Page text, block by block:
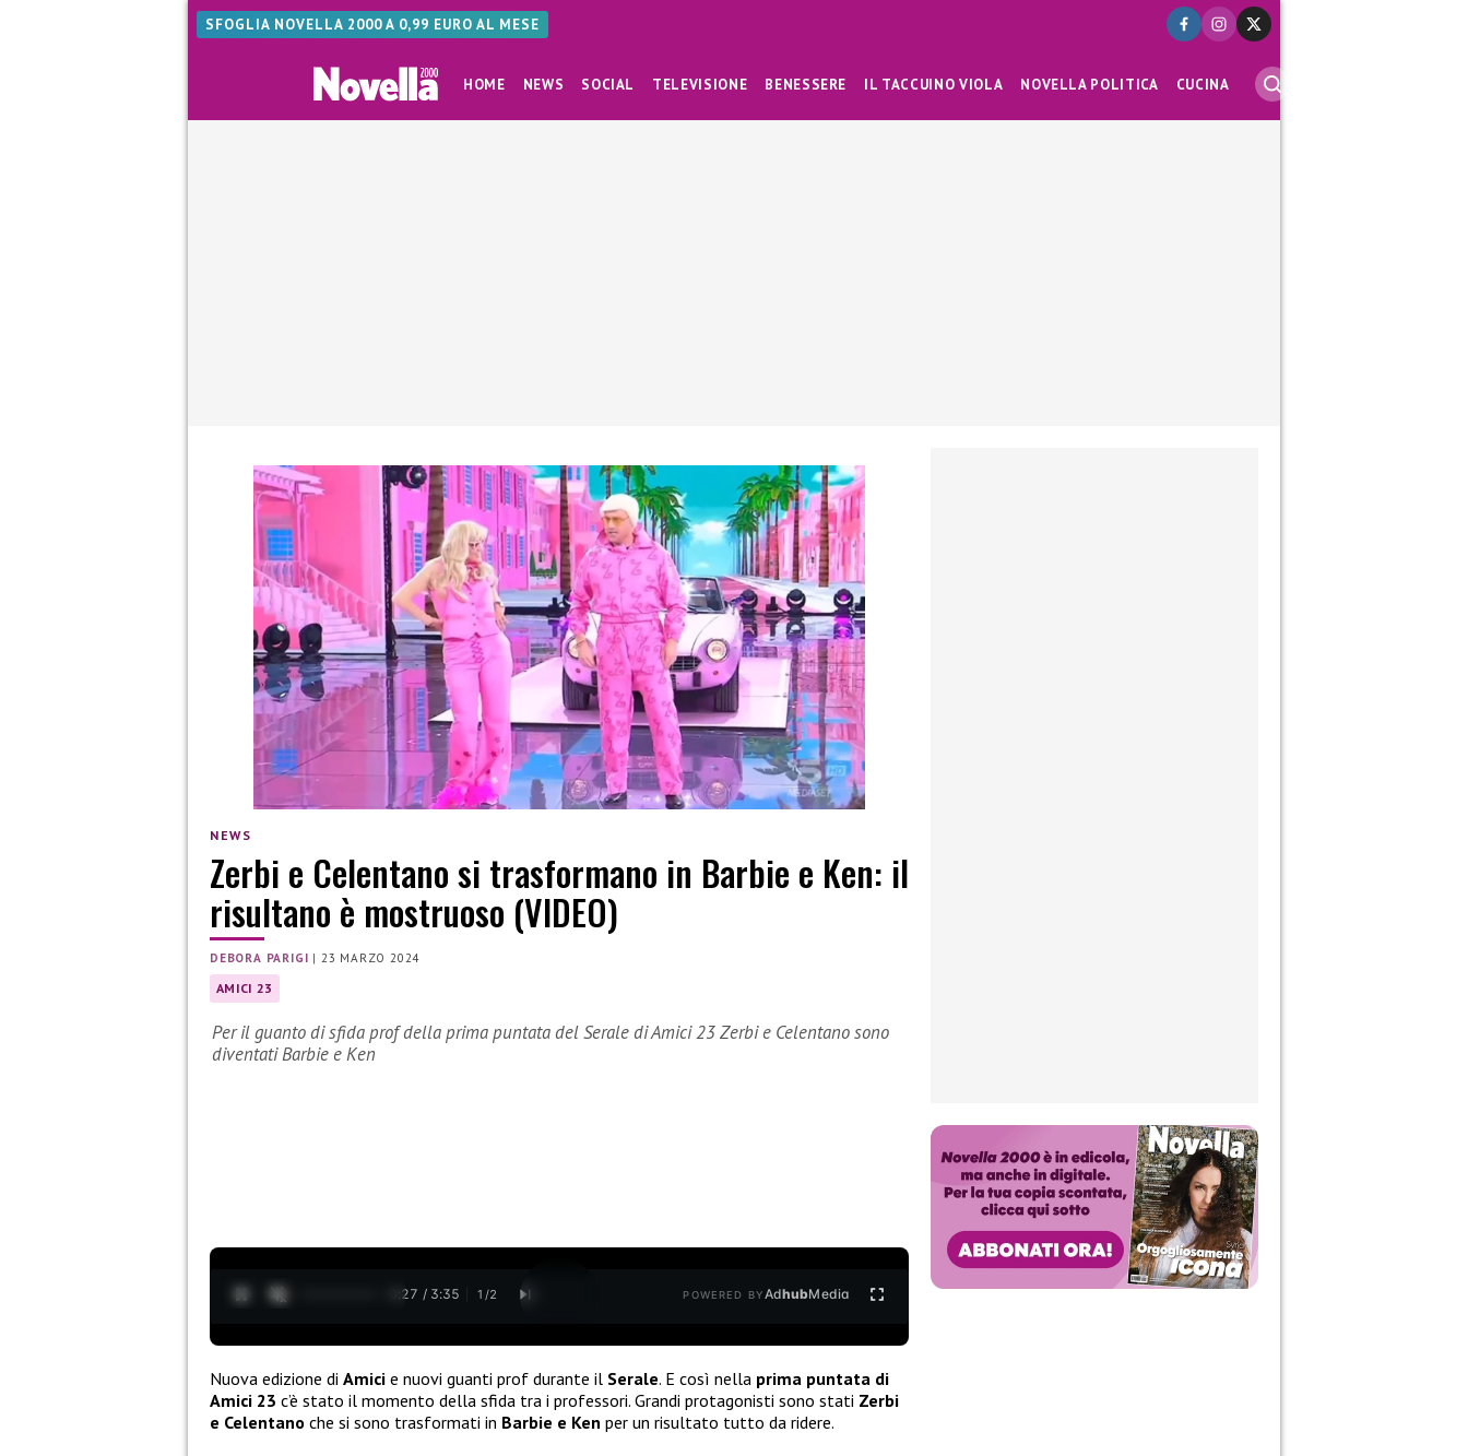
SFOGLIA NOVELLA 2000 A 0,99 EURO AL MESE
HOME NEWS SOCIAL TELEVISIONE BENESSERE IL TACCUINO VIOLA NOVELLA POLITICA CUCINA
NEWS
Zerbi e Celentano si trasformano in Barbie e Ken: il
risultano è mostruoso (VIDEO)
DEBORA PARIGI | 23 MARZO 2024
AMICI 23
Per il guanto di sfida prof della prima puntata del Serale di Amici 23 Zerbi e Celentano sono
diventati Barbie e Ken
0:28 / 3:35 1 /2 POWERED BYAdhubMedia
Nuova edizione di Amici e nuovi guanti prof durante il Serale. E così nella prima puntata di
Amici 23 c’è stato il momento della sfida tra i professori. Grandi protagonisti sono stati Zerbi
e Celentano che si sono trasformati in Barbie e Ken per un risultato tutto da ridere.